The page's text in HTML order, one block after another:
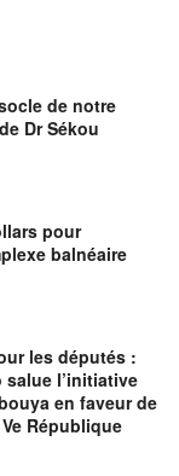
de notre
Dr Sékou
pour
balnéaire
les députés :
salue l’initiative
en faveur de
République